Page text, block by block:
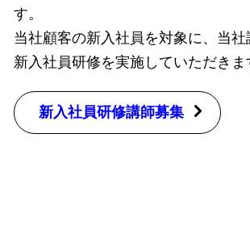
す。
当社顧客の新入社員を対象に、当
新入社員研修を実施していただきま
新入社員研修講師募集